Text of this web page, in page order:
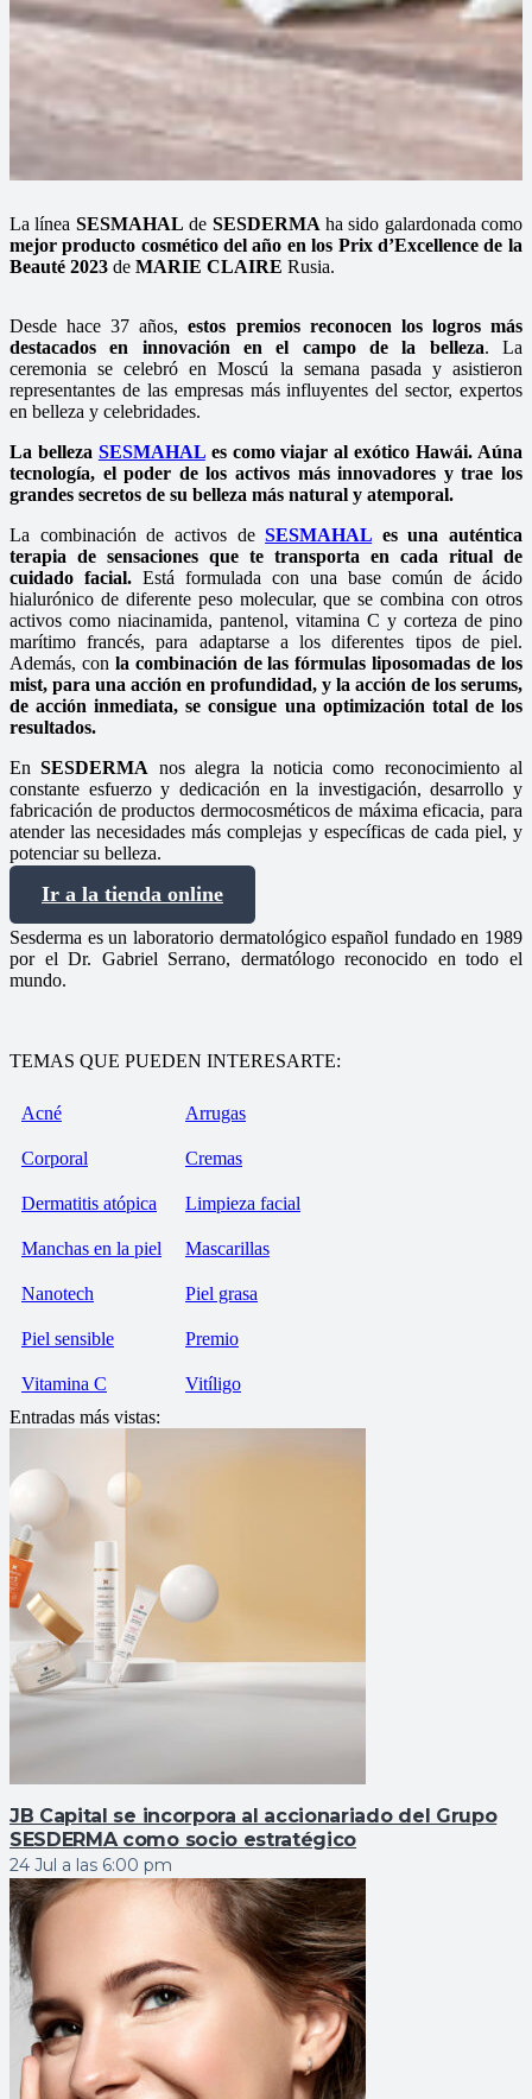
La línea SESMAHAL de SESDERMA ha sido galardonada como
mejor producto cosmético del año en los Prix d’Excellence de la
Beauté 2023 de MARIE CLAIRE Rusia.
Desde hace 37 años,estos premios reconocen los logros más
destacados en innovación en el campo de la belleza. La
ceremonia se celebró en Moscú la semana pasada y asistieron
representantes de las empresas más influyentes del sector, expertos
en belleza y celebridades.
La belleza SESMAHALes como viajar al exótico Hawái. Aúna
tecnología, el poder de los activos más innovadores y trae los
grandes secretos de su belleza más natural y atemporal.
La combinación de activos deSESMAHAL es una auténtica
terapia de sensaciones que te transporta en cada ritual de
cuidado facial. Está formulada con una base común de ácido
hialurónico de diferente peso molecular, que se combina con otros
activos como niacinamida, pantenol, vitamina C y corteza de pino
marítimo francés, para adaptarse a los diferentes tipos de piel.
Además, con la combinación de las fórmulas liposomadas de los
mist, para una acción en profundidad, y la acción de los serums,
de acción inmediata, se consigue una optimización total de los
resultados.
EnSESDERMA nos alegra la noticia como reconocimiento al
constante esfuerzo y dedicación en la investigación, desarrollo y
fabricación de productos dermocosméticos de máxima eficacia, para
atender las necesidades más complejas y específicas de cada piel, y
potenciar su belleza.
Ir a la tienda online
Sesderma es un laboratorio dermatológico español fundado en 1989
por el Dr. Gabriel Serrano, dermatólogo reconocido en todo el
mundo.
TEMAS QUE PUEDEN INTERESARTE:
Acné Arrugas
Corporal Cremas
Dermatitis atópica Limpieza facial
Manchas en la piel Mascarillas
Nanotech Piel grasa
Piel sensible Premio
Vitamina C
Vitíligo
Entradas más vistas:
JB Capital se incorpora al accionariado del Grupo
SESDERMA como socio estratégico
24 Jul a las 6:00 pm